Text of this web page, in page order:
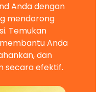
Anda dengan
mendorong
Temukan
Anda
dan
secara efektif.